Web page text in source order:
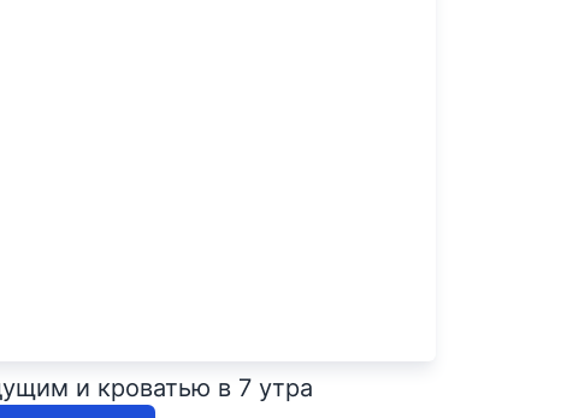
и кроватью в 7 утра